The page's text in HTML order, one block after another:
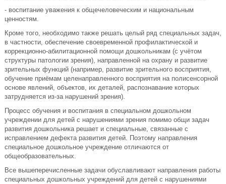
- воспитание уважения к общечеловеческим и национальным
ценностям.
Кроме того, необходимо также решать целый ряд специальных задач,
в частности, обеспечение своевременной профилактической и
коррекционно-абилитационной помощи дошкольникам (с учётом
структуры патологии зрения), направленной на охрану и развитие
зрительных функций (например, развитие зрительного восприятия,
обучение приёмам целенаправленного восприятия на полисенсорной
основе явлений, объектов, их деталей, распознавание которых
затрудняется из-за нарушений зрения).
Процесс обучения и воспитания в специальном дошкольном
учреждении для детей с нарушениями зрения помимо общи задач
развития дошкольника решает и специальные, связанные с
исправлением дефекта развития детей. Поэтому направления
специальное дошкольное учреждение отличаются от
общеобразовательных.
Все вышеперечисленные задачи обуславливают направления работы
специальных дошкольных учреждений для детей с нарушениями